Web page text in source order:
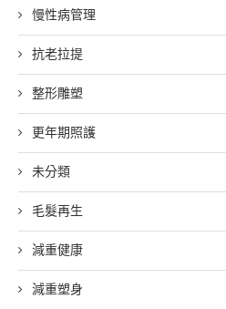
慢性病管理
抗老拉提
整形雕塑
更年期照護
未分類
毛髮再生
減重健康
減重塑身